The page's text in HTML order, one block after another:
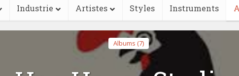
Industrie Artistes Styles Instruments
Albums (7)